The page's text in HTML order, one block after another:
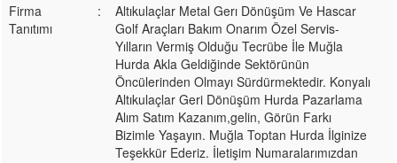
Firma
Tanıtımı
:
Altıkulaçlar Metal Gerı Dönüşüm Ve Hascar
Golf Araçları Bakım Onarım Özel Servis-
Yılların Vermiş Olduğu Tecrübe İle Muğla
Hurda Akla Geldiğinde Sektörünün
Öncülerinden Olmayı Sürdürmektedir. Konyalı
Altıkulaçlar Geri Dönüşüm Hurda Pazarlama
Alım Satım Kazanım,gelin, Görün Farkı
Bizimle Yaşayın. Muğla Toptan Hurda İlginize
Teşekkür Ederiz. İletişim Numaralarımızdan